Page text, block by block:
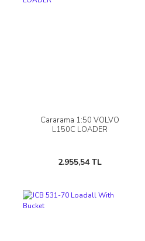
Cararama 1:50 VOLVO
L150C LOADER
2.955,54 TL